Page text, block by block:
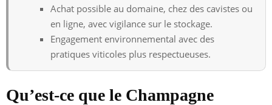
Achat possible au domaine, chez des cavistes ou
en ligne, avec vigilance sur le stockage.
Engagement environnemental avec des
pratiques viticoles plus respectueuses.
Qu’est-ce que le Champagne